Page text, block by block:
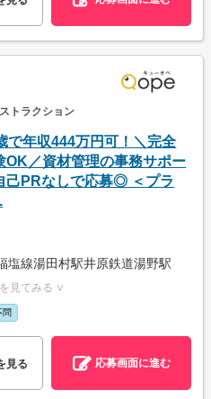
トラクション
年収444万円可！＼完全
OK／資材管理の事務サポー
己PRなしで応募◎ ＜プラ
塩線湯田村駅井原鉄道湯野駅
見てみる ∨
問
見る 応募画面に進む